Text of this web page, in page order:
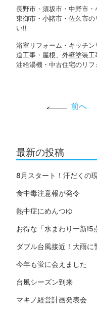
長野市・須坂市・中野市
東御市・小諸市・佐久市
い!!
浴室リフォーム・キッチ
道工事・屋根、外壁塗装
油給湯機・中古住宅のリ
前へ
最新の投稿
8月スタート！汗だくの
食中毒注意報が発令
熱中症にめんつゆ
お得な「水まわり一新!5
ダブル台風接近！大雨に
今年も蛍に会えました
台風シーズン到来
マキノ経営計画発表会